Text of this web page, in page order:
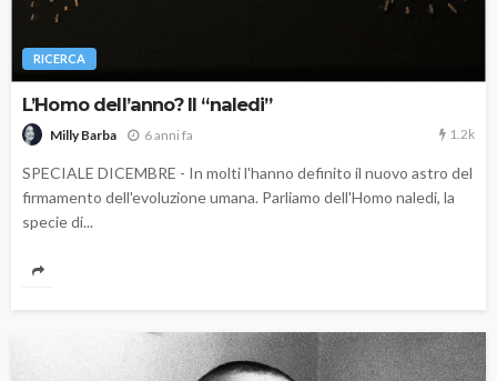
RICERCA
L’Homo dell’anno? Il “naledi”
Milly Barba 6 anni fa 1.2k
SPECIALE DICEMBRE - In molti l'hanno definito il nuovo astro del
firmamento dell'evoluzione umana. Parliamo dell'Homo naledi, la
specie di...